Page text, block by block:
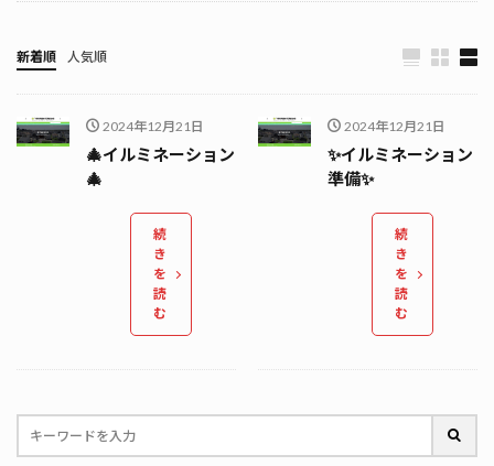
新着順 人気順
2024年12月21日
🎄イルミネーション
🎄
続
き
を
読
む
2024年12月21日
✨️イルミネーション
準備✨️
続
き
を
読
む